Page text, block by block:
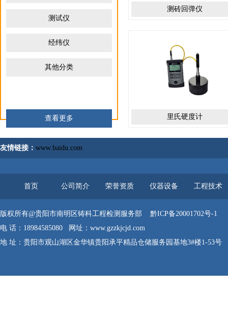
测试仪
经纬仪
其他分类
查看更多
测砖回弹仪
里氏硬度计
友情链接： www.baidu.com
首页 公司简介 荣誉资质 仪器设备 工程技术
版权所有@贵阳市南明区铸科工程检测服务部
黔ICP备20001702号-1
电 话：18984585080 网址：www.gzzkjcjd.com
地 址：贵阳市观山湖区金华镇贵阳承平精品仓储服务园基地3#楼1-53号